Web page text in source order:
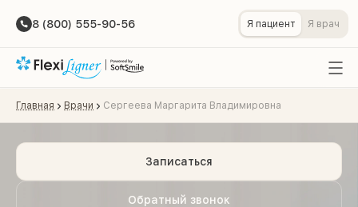
8 (800) 555-90-56 Я пациент Я врач
Главная Врачи Сергеева Маргарита Владимировна
Обратный звонок
Записаться